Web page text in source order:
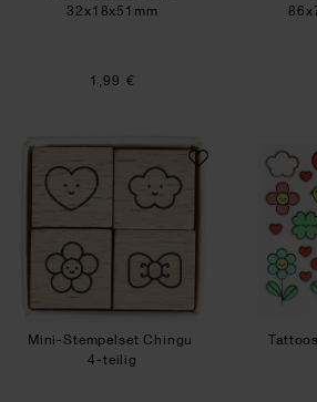
32x18x51mm
1,99 €
Mini-Stempelset Chingu
Mini-Stempelset Chingu
4-teilig